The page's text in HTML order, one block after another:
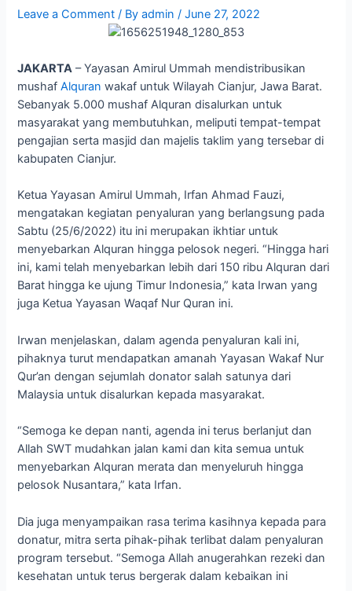
Leave a Comment / Byadmin/June 27, 2022
JAKARTA – Yayasan Amirul Ummah mendistribusikan
mushaf Alquranwakaf untuk Wilayah Cianjur, Jawa Barat.
Sebanyak 5.000 mushaf Alquran disalurkan untuk
masyarakat yang membutuhkan, meliputi tempat-tempat
pengajian serta masjid dan majelis taklim yang tersebar di
kabupaten Cianjur.
Ketua Yayasan Amirul Ummah, Irfan Ahmad Fauzi,
mengatakan kegiatan penyaluran yang berlangsung pada
Sabtu (25/6/2022) itu ini merupakan ikhtiar untuk
menyebarkan Alquran hingga pelosok negeri. “Hingga hari
ini, kami telah menyebarkan lebih dari 150 ribu Alquran dari
Barat hingga ke ujung Timur Indonesia,” kata Irwan yang
juga Ketua Yayasan Waqaf Nur Quran ini.
Irwan menjelaskan, dalam agenda penyaluran kali ini,
pihaknya turut mendapatkan amanah Yayasan Wakaf Nur
Qur’an dengan sejumlah donator salah satunya dari
Malaysia untuk disalurkan kepada masyarakat.
“Semoga ke depan nanti, agenda ini terus berlanjut dan
Allah SWT mudahkan jalan kami dan kita semua untuk
menyebarkan Alquran merata dan menyeluruh hingga
pelosok Nusantara,” kata Irfan.
Dia juga menyampaikan rasa terima kasihnya kepada para
donatur, mitra serta pihak-pihak terlibat dalam penyaluran
program tersebut. “Semoga Allah anugerahkan rezeki dan
kesehatan untuk terus bergerak dalam kebaikan ini